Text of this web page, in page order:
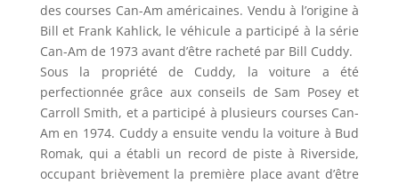
des courses Can-Am américaines. Vendu à l’origine à
Bill et Frank Kahlick, le véhicule a participé à la série
Can-Am de 1973 avant d’être racheté par Bill Cuddy.
Sous la propriété de Cuddy, la voiture a été
perfectionnée grâce aux conseils de Sam Posey et
Carroll Smith, et a participé à plusieurs courses Can-
Am en 1974. Cuddy a ensuite vendu la voiture à Bud
Romak, qui a établi un record de piste à Riverside,
occupant brièvement la première place avant d’être